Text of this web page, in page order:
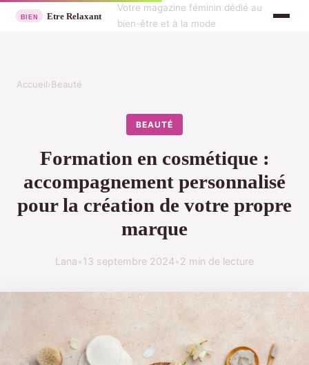
Votre magazine féminin dédié au
bien-être et à la mode
Accueil›Beauté
BEAUTÉ
Formation en cosmétique :
accompagnement personnalisé
pour la création de votre propre
marque
Lana 13 septembre 2024 2 min de lecture